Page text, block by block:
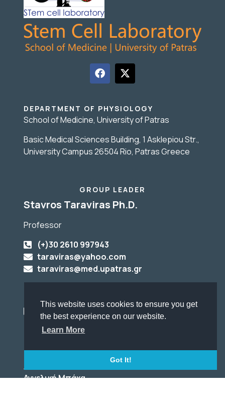
This website uses cookies to ensure you get
the best experience on our website.
Learn More
Got It!
DEPARTMENT OF PHYSIOLOGY
School of Medicine, University of Patras
Basic Medical Sciences Building, 1 Asklepiou Str.,
University Campus 26504 Rio, Patras Greece
GROUP LEADER
Stavros Taraviras Ph.D.
Professor
(+)30 2610 997943
taraviras@yahoo.com
taraviras@med.upatras.gr
LABORATORY
(+)30 2610 969153
ADMINISTRATIVE SUPPORT
Αγγελική Μπάκα